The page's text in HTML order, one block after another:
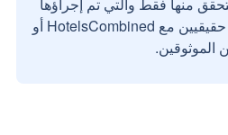
بواسطة مستخدمين حقيقيين مع HotelsCombined أو
الموثوقين.